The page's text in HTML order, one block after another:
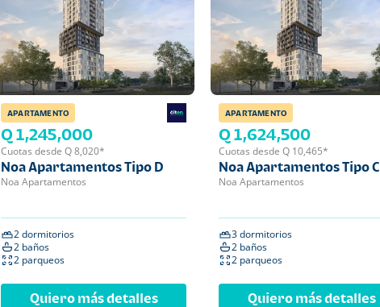
APARTAMENTO
Q 1,245,000
Cuotas desde Q 8,020*
Noa Apartamentos Tipo D
Noa Apartamentos
2 dormitorios
2 baños
2 parqueos
Quiero más detalles
APARTAMENTO
Q 1,624,500
Cuotas desde Q 10,465*
Noa Apartamentos Tipo C
Noa Apartamentos
3 dormitorios
2 baños
2 parqueos
Quiero más detalles